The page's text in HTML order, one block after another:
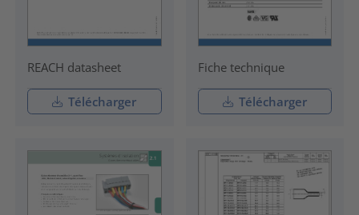
REACH datasheet
Télécharger
Fiche technique
Télécharger